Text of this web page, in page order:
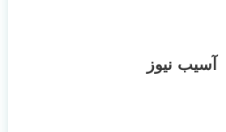
آسیب نیوز